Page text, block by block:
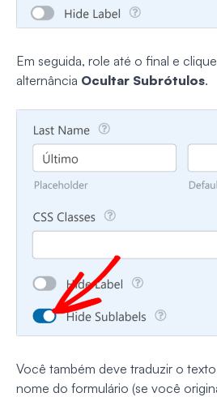
Em seguida, role até o final e
alternância Ocultar Subrótulos.
Você também deve traduzir o
nome do formulário (se você